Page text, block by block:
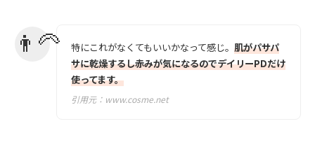
特にこれがなくてもいいかなって感じ。 肌がパサパ
サに乾燥するし赤みが気になるのでデイリーPDだけ
使ってます。
引用元： www.cosme.net